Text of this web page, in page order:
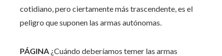
cotidiano, pero ciertamente más trascendente, es el
peligro que suponen las armas autónomas.
PÁGINA ¿Cuándo deberíamos temer las armas